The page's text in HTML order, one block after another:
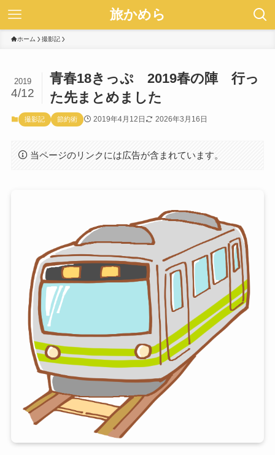
旅かめら
ホーム 撮影記
青春18きっぷ 2019春の陣 行っ
た先まとめました
2019
4/12
撮影記 節約術 2019年4月12日 2026年3月16日
当ページのリンクには広告が含まれています。